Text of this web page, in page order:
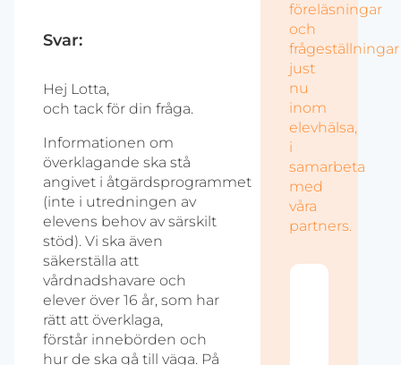
Svar:
Hej Lotta,
och tack för din fråga.
Informationen om
överklagande ska stå
angivet i åtgärdsprogrammet
(inte i utredningen av
elevens behov av särskilt
stöd). Vi ska även
säkerställa att
vårdnadshavare och
elever över 16 år, som har
rätt att överklaga,
förstår innebörden och
hur de ska gå till väga. På
föreläsningar
och
frågeställningar
just
nu
inom
elevhälsa,
i
samarbeta
med
våra
partners.